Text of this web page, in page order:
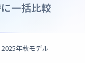
一括比較
年秋モデル